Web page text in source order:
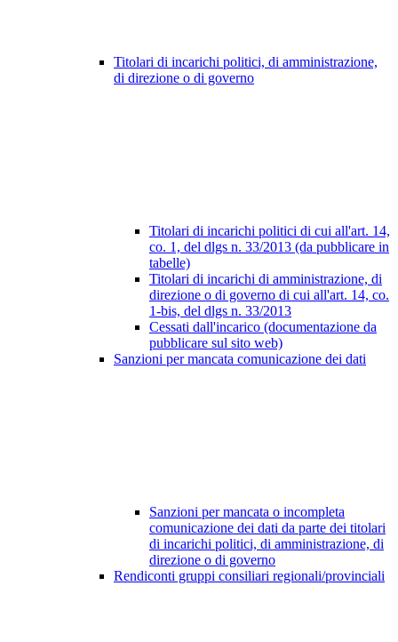
Titolari di incarichi politici, di amministrazione,
di direzione o di governo
Titolari di incarichi politici di cui all'art. 14,
co. 1, del dlgs n. 33/2013 (da pubblicare in
tabelle)
Titolari di incarichi di amministrazione, di
direzione o di governo di cui all'art. 14, co.
1-bis, del dlgs n. 33/2013
Cessati dall'incarico (documentazione da
pubblicare sul sito web)
Sanzioni per mancata comunicazione dei dati
Sanzioni per mancata o incompleta
comunicazione dei dati da parte dei titolari
di incarichi politici, di amministrazione, di
direzione o di governo
Rendiconti gruppi consiliari regionali/provinciali